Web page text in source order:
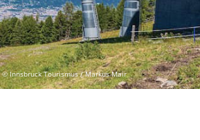
Innsbruck Tourismus / Markus Mair